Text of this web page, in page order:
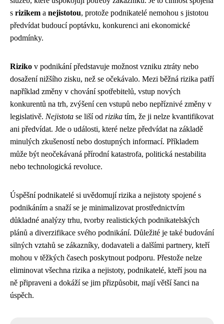
s rizikem a nejistotou, protože podnikatelé nemohou s jistotou
předvídat budoucí poptávku, konkurenci ani ekonomické
podmínky.
Riziko v podnikání představuje možnost vzniku ztráty nebo
dosažení nižšího zisku, než se očekávalo. Mezi běžná rizika patří
například změny v chování spotřebitelů, vstup nových
konkurentů na trh, zvýšení cen vstupů nebo nepříznivé změny v
legislativě. Nejistota se liší od rizika tím, že ji nelze kvantifikovat
ani předvídat. Jde o události, které nelze předvídat na základě
minulých zkušeností nebo dostupných informací. Příkladem
může být neočekávaná přírodní katastrofa, politická nestabilita
nebo technologická revoluce.
Úspěšní podnikatelé si uvědomují rizika a nejistoty spojené s
podnikáním a snaží se je minimalizovat prostřednictvím
důkladné analýzy trhu, tvorby realistických podnikatelských
plánů a diverzifikace svého podnikání. Důležité je také budování
silných vztahů se zákazníky, dodavateli a dalšími partnery, kteří
mohou v těžkých časech poskytnout podporu. Přestože nelze
eliminovat všechna rizika a nejistoty, podnikatelé, kteří jsou na
ně připraveni a dokáží se jim přizpůsobit, mají větší šanci na
úspěch.